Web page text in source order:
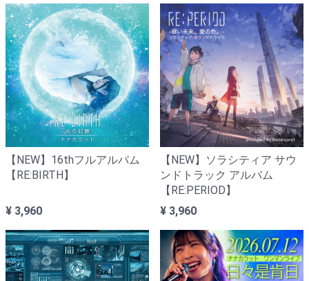
【NEW】16thフルアルバム
【RE:BIRTH】‬
¥ 3,960
【NEW】ソラシティア サウ
ンドトラック アルバム
【RE:PERIOD】‬
¥ 3,960